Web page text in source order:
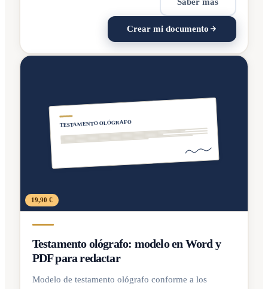
Saber más
Crear mi documento
TESTAMENTO OLÓGRAFO
19,90 €
Testamento ológrafo: modelo en Word y
PDF para redactar
Modelo de testamento ológrafo conforme a los